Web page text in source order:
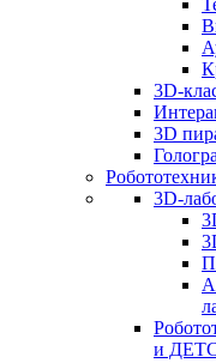
3D-
3D
3D-
и